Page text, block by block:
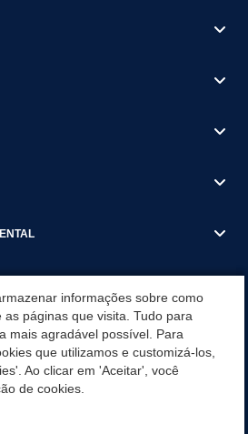
DE RECEITA MUNICIPAL
informações sobre como
páginas que visita. Tudo para
mais agradável possível. Para
que utilizamos e customizá-los,
Ao clicar em 'Aceitar', você
de cookies.